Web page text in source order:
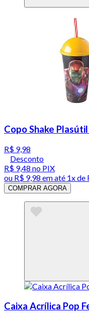
Copo Shake
R$ 9,98
Desconto
R$ 9,48 no PIX
ou R$ 9,98 em até 1x de
COMPRAR AGORA
Caixa Acrílica Pop